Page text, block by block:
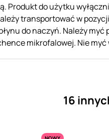
Produkt do użytku
transportować w
do naczyń. Należy
mikrofalowej. Nie
16